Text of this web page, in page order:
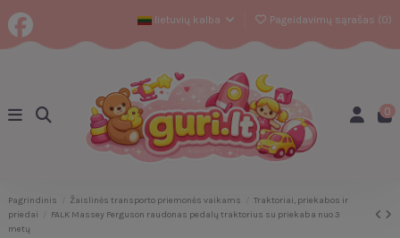
lietuvių kalba Pageidavimų sąrašas (0)
0
Pagrindinis Žaislinės transporto priemonės vaikams
Traktoriai, priekabos ir
priedai
FALK Massey Ferguson raudonas pedalų traktorius su priekaba nuo 3
metų